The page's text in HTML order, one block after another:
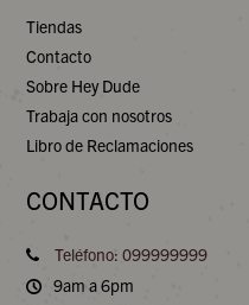
Tiendas
Contacto
Sobre Hey Dude
Trabaja con nosotros
Libro de Reclamaciones
CONTACTO
Teléfono: 099999999
9am a 6pm